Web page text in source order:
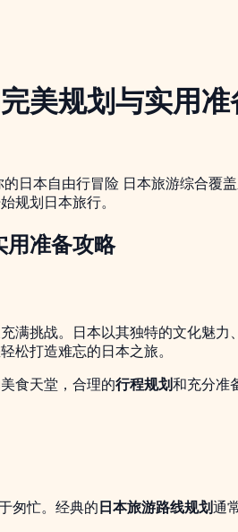
美规划与实用准
日本自由行冒险 日本旅游综合覆
规划日本旅行。
用准备攻略
满挑战。日本以其独特的文化魅
松打造难忘的日本之旅。
食天堂，合理的行程规划和充分准
匆忙。经典的 日本旅游路线规划通